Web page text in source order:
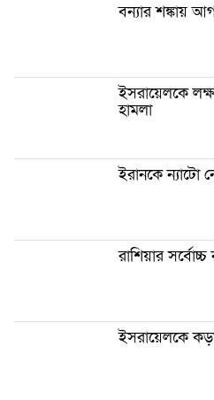
বন্যার শঙ্কায়
ইসরায়েলকে
হামলা
ইরানকে ন্যাটো
রাশিয়ার
ইসরায়েলকে কড়া